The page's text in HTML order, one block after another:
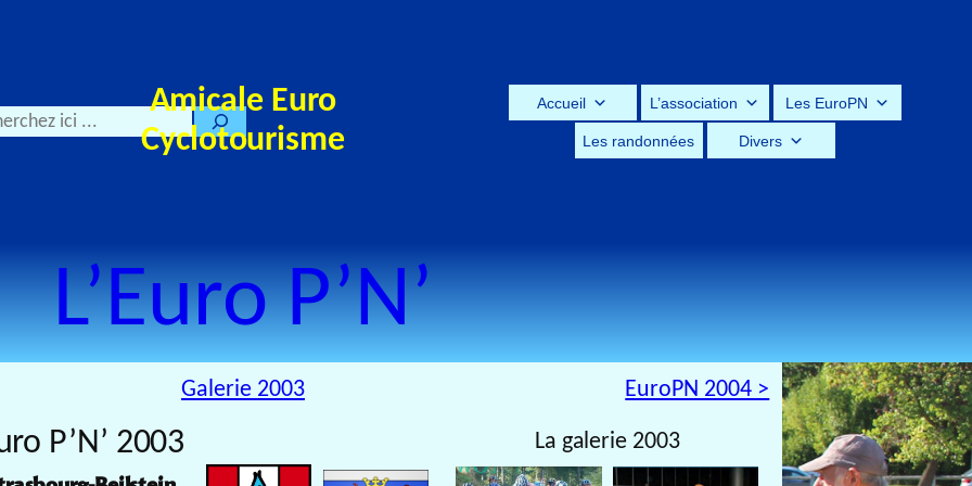
Amicale Euro
Cyclotourisme
Accueil L’association Les EuroPN
Les randonnées Divers
L’Euro P’N’
Galerie 2003 EuroPN 2004 >
P’N’ 2003 La galerie 2003